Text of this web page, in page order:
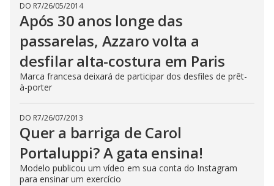
DO R7/26/05/2014
Após 30 anos longe das
passarelas, Azzaro volta a
desfilar alta-costura em Paris
Marca francesa deixará de participar dos desfiles de prêt-
à-porter
DO R7/26/07/2013
Quer a barriga de Carol
Portaluppi? A gata ensina!
Modelo publicou um vídeo em sua conta do Instagram
para ensinar um exercício